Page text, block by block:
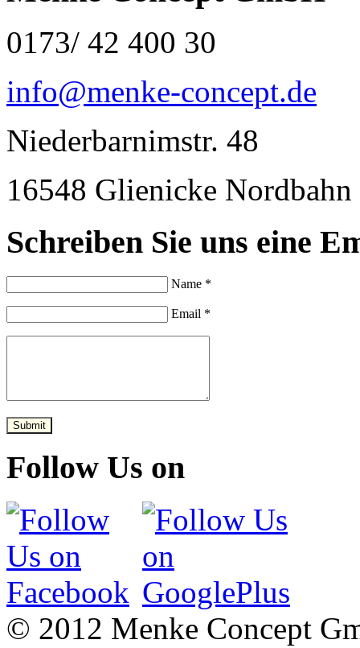
0173/ 42 400 30
info@menke-concept.de
Niederbarnimstr. 48
16548 Glienicke Nordbahn
Schreiben Sie uns eine
Name *
Email *
Submit
Follow Us on
© 2012 Menke Concept